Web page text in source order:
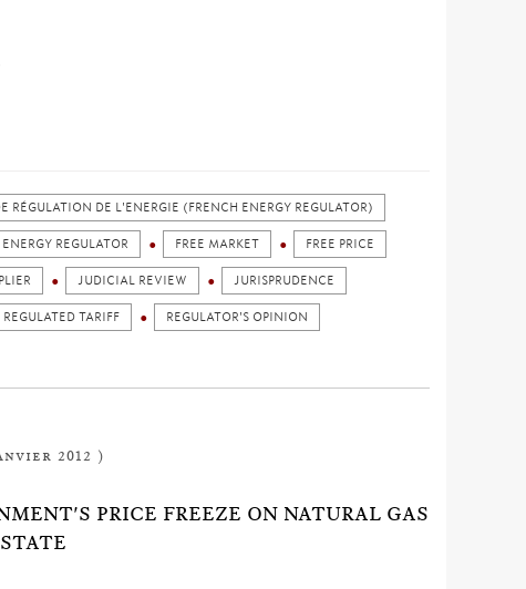
RÉGULATION DE L'ENERGIE (FRENCH ENERGY REGULATOR)
ENERGY REGULATOR FREE MARKET FREE PRICE
JUDICIAL REVIEW JURISPRUDENCE
REGULATED TARIFF REGULATOR'S OPINION
2012 )
PRICE FREEZE ON NATURAL GAS